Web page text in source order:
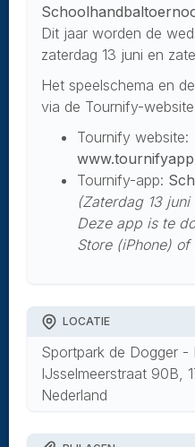
Dit jaar worden de
zaterdag 13 juni en
Het speelschema en
via de Tournify-
Tournify website:
Tournify-app:
(Zaterdag 13
Deze app is te
Store (iPhone)
LOCATIE
Sportpark de Dogger -
IJsselmeerstraat 90B,
Nederland